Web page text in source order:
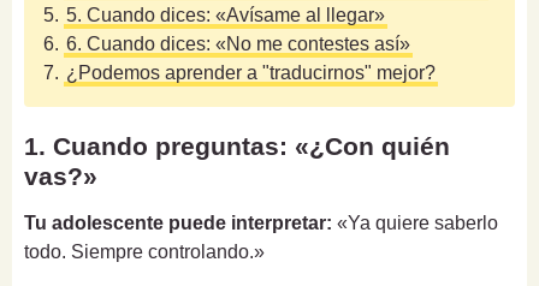
5. 5. Cuando dices: «Avísame al llegar»
6. 6. Cuando dices: «No me contestes así»
7. ¿Podemos aprender a "traducirnos" mejor?
1. Cuando preguntas: «¿Con quién
vas?»
Tu adolescente puede interpretar: «Ya quiere saberlo
todo. Siempre controlando.»